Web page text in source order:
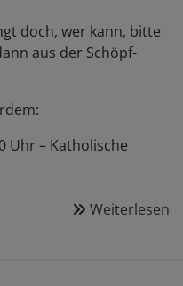
doch, wer kann, bitte
aus der Schöpf-
Uhr – Katholische
Weiterlesen